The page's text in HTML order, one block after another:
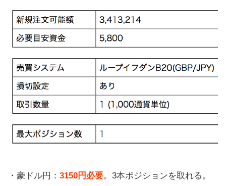
・豪ドル円： 3150円必要。3本ポジションを取れる。